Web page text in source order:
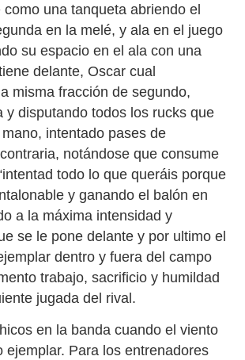
una tanqueta abriendo el
en la melé, y ala en el juego
su espacio en el ala con una
delante, Oscar cual
misma fracción de segundo,
disputando todos los rucks que
intentado pases de
notándose que consume
todo lo que queráis porque
y ganando el balón en
a la máxima intensidad y
se le pone delante y por ultimo el
dentro y fuera del campo
trabajo, sacrificio y humildad
jugada del rival.
en la banda cuando el viento
Para los entrenadores